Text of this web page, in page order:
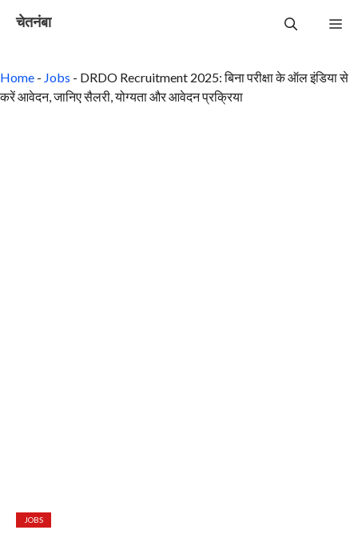
चेतनंबा
Home - Jobs - DRDO Recruitment 2025: बिना परीक्षा के ऑल इंडिया से
करें आवेदन, जानिए सैलरी, योग्यता और आवेदन प्रक्रिया
JOBS